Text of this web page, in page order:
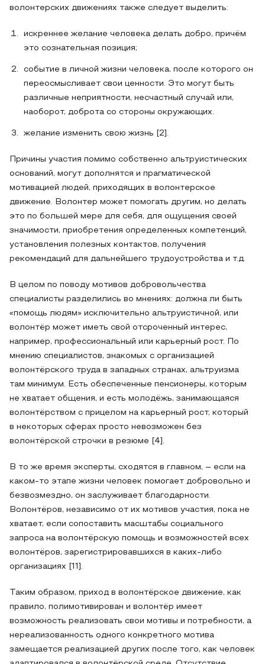
волонтерских движениях также следует выделить:
искреннее желание человека делать добро, причём
это сознательная позиция;
событие в личной жизни человека, после которого он
переосмысливает свои ценности. Это могут быть
различные неприятности, несчастный случай или,
наоборот, доброта со стороны окружающих.
желание изменить свою жизнь [2].
Причины участия помимо собственно альтруистических
оснований, могут дополнятся и прагматической
мотивацией людей, приходящих в волонтерское
движение. Волонтер может помогать другим, но делать
это по большей мере для себя, для ощущения своей
значимости, приобретения определенных компетенций,
установления полезных контактов, получения
рекомендаций для дальнейшего трудоустройства и т.д.
В целом по поводу мотивов добровольчества
специалисты разделились во мнениях: должна ли быть
«помощь людям» исключительно альтруистичной, или
волонтёр может иметь свой отсроченный интерес,
например, профессиональный или карьерный рост. По
мнению специалистов, знакомых с организацией
волонтёрского труда в западных странах, альтруизма
там минимум. Есть обеспеченные пенсионеры, которым
не хватает общения, и есть молодёжь, занимающаяся
волонтёрством с прицелом на карьерный рост, который
в некоторых сферах просто невозможен без
волонтёрской строчки в резюме [4].
В то же время эксперты, сходятся в главном, – если на
каком-то этапе жизни человек помогает добровольно и
безвозмездно, он заслуживает благодарности.
Волонтёров, независимо от их мотивов участия, пока не
хватает, если сопоставить масштабы социального
запроса на волонтёрскую помощь и возможностей всех
волонтёров, зарегистрировавшихся в каких-либо
организациях [11].
Таким образом, приход в волонтёрское движение, как
правило, полимотивирован и волонтёр имеет
возможность реализовать свои мотивы и потребности, а
нереализованность одного конкретного мотива
замещается реализацией других после того, как человек